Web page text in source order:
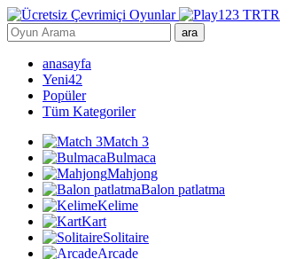
TR
ara
anasayfa
Yeni42
Popüler
Tüm Kategoriler
Match 3
Bulmaca
Mahjong
Balon patlatma
Kelime
Kart
Solitaire
Arcade